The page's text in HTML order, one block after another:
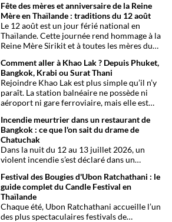
organiser son voyage.
Fête des mères et anniversaire de la Reine
Mère en Thaïlande : traditions du 12 août
Le 12 août est un jour férié national en
Thaïlande. Cette journée rend hommage à la
Reine Mère Sirikit et à toutes les mères du
traditions bouddhistes et festivités
populaires dans tout le royaume.
Comment aller à Khao Lak ? Depuis Phuket,
Bangkok, Krabi ou Surat Thani
Rejoindre Khao Lak est plus simple qu’il n’y
paraît. La station balnéaire ne possède ni
aéroport ni gare ferroviaire, mais elle est
international de Phuket, situé à un peu plus
d’une heure de route. Que vous arriviez de
Bangkok, Phuket, Krabi, Surat Thani ou de
Khao Sok, voici toutes les solutions pour
organiser votre trajet dans les meilleures
conditions.
Incendie meurtrier dans un restaurant de
Bangkok : ce que l'on sait du drame de
Chatuchak
Dans la nuit du 12 au 13 juillet 2026, un
violent incendie s’est déclaré dans un
de Chatuchak, à Bangkok. Le bilan
provisoire est particulièrement lourd avec
au moins 27 morts et plusieurs dizaines de
blessés.
Festival des Bougies d'Ubon Ratchathani : le
guide complet du Candle Festival en
Thaïlande
Chaque été, Ubon Ratchathani accueille l’un
des plus spectaculaires festivals de